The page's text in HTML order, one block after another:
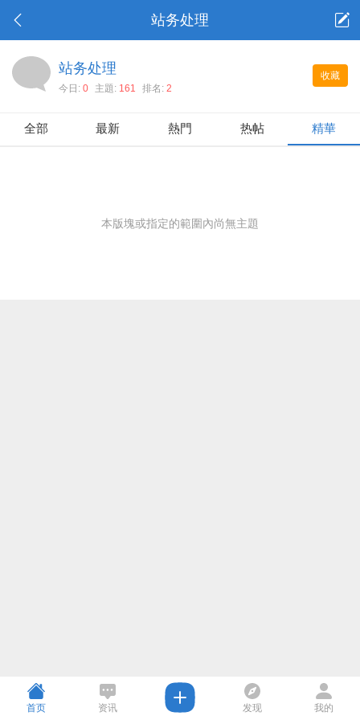
站务处理
收藏
站务处理
今日: 0 主題: 161 排名: 2
全部 最新 熱門 热帖 精華
本版塊或指定的範圍內尚無主題
首页 资讯 发现 我的